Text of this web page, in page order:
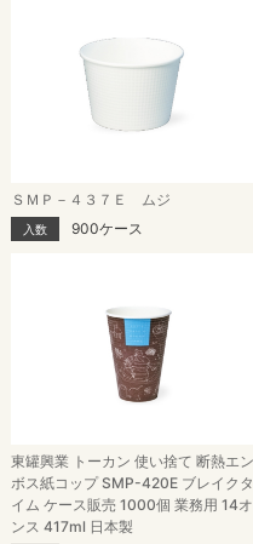
ＳＭＰ－４３７Ｅ ムジ
入数 900ケース
東罐興業 トーカン 使い捨て 断熱エン
ボス紙コップ SMP-420E ブレイクタ
イム ケース販売 1000個 業務用 14オ
ンス 417ml 日本製